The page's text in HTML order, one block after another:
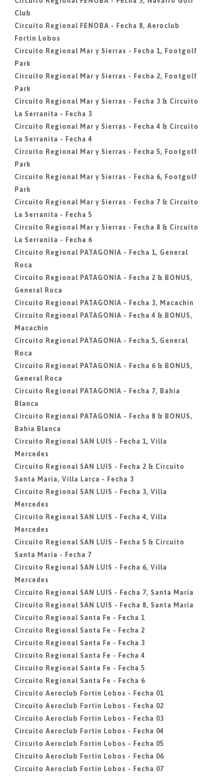
Club
Circuito Regional FENOBA - Fecha 8, Aeroclub
Fortin Lobos
Circuito Regional Mar y Sierras - Fecha 1, Footgolf
Park
Circuito Regional Mar y Sierras - Fecha 2, Footgolf
Park
Circuito Regional Mar y Sierras - Fecha 3 & Circuito
La Serranita - Fecha 3
Circuito Regional Mar y Sierras - Fecha 4 & Circuito
La Serranita - Fecha 4
Circuito Regional Mar y Sierras - Fecha 5, Footgolf
Park
Circuito Regional Mar y Sierras - Fecha 6, Footgolf
Park
Circuito Regional Mar y Sierras - Fecha 7 & Circuito
La Serranita - Fecha 5
Circuito Regional Mar y Sierras - Fecha 8 & Circuito
La Serranita - Fecha 6
Circuito Regional PATAGONIA - Fecha 1, General
Roca
Circuito Regional PATAGONIA - Fecha 2 & BONUS,
General Roca
Circuito Regional PATAGONIA - Fecha 3, Macachin
Circuito Regional PATAGONIA - Fecha 4 & BONUS,
Macachin
Circuito Regional PATAGONIA - Fecha 5, General
Roca
Circuito Regional PATAGONIA - Fecha 6 & BONUS,
General Roca
Circuito Regional PATAGONIA - Fecha 7, Bahia
Blanca
Circuito Regional PATAGONIA - Fecha 8 & BONUS,
Bahia Blanca
Circuito Regional SAN LUIS - Fecha 1, Villa
Mercedes
Circuito Regional SAN LUIS - Fecha 2 & Circuito
Santa Maria, Villa Larca - Fecha 3
Circuito Regional SAN LUIS - Fecha 3, Villa
Mercedes
Circuito Regional SAN LUIS - Fecha 4, Villa
Mercedes
Circuito Regional SAN LUIS - Fecha 5 & Circuito
Santa Maria - Fecha 7
Circuito Regional SAN LUIS - Fecha 6, Villa
Mercedes
Circuito Regional SAN LUIS - Fecha 7, Santa Maria
Circuito Regional SAN LUIS - Fecha 8, Santa Maria
Circuito Regional Santa Fe - Fecha 1
Circuito Regional Santa Fe - Fecha 2
Circuito Regional Santa Fe - Fecha 3
Circuito Regional Santa Fe - Fecha 4
Circuito Regional Santa Fe - Fecha 5
Circuito Regional Santa Fe - Fecha 6
Circuito Aeroclub Fortin Lobos - Fecha 01
Circuito Aeroclub Fortin Lobos - Fecha 02
Circuito Aeroclub Fortin Lobos - Fecha 03
Circuito Aeroclub Fortin Lobos - Fecha 04
Circuito Aeroclub Fortin Lobos - Fecha 05
Circuito Aeroclub Fortin Lobos - Fecha 06
Circuito Aeroclub Fortin Lobos - Fecha 07